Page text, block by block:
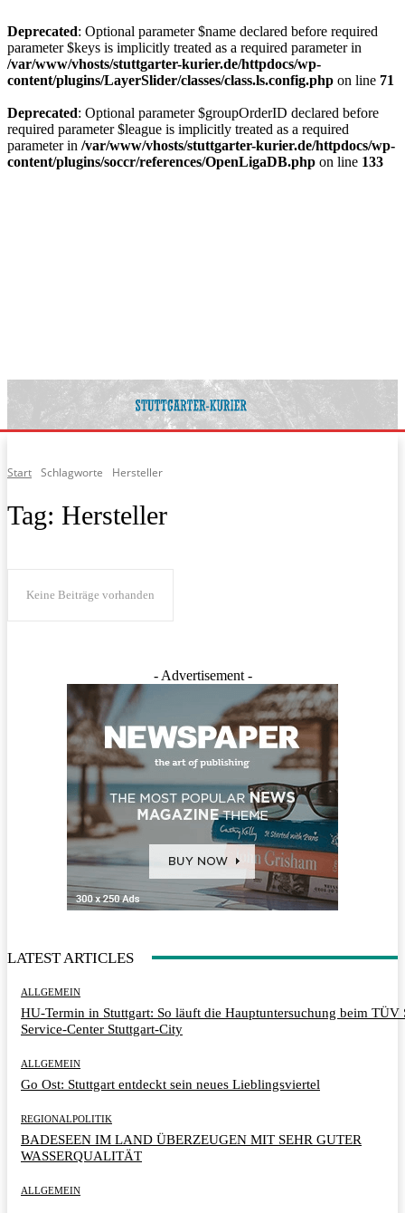
Deprecated: Optional parameter $name declared before required
parameter $keys is implicitly treated as a required parameter in
/var/www/vhosts/stuttgarter-kurier.de/httpdocs/wp-
content/plugins/LayerSlider/classes/class.ls.config.php on line 71
Deprecated: Optional parameter $groupOrderID declared before
required parameter $league is implicitly treated as a required
parameter in /var/www/vhosts/stuttgarter-kurier.de/httpdocs/wp-
content/plugins/soccr/references/OpenLigaDB.php on line 133
Start Schlagworte Hersteller
Tag: Hersteller
Keine Beiträge vorhanden
- Advertisement -
LATEST ARTICLES
ALLGEMEIN
HU-Termin in Stuttgart: So läuft die Hauptuntersuchung beim TÜV
Service-Center Stuttgart-City
ALLGEMEIN
Go Ost: Stuttgart entdeckt sein neues Lieblingsviertel
REGIONALPOLITIK
BADESEEN IM LAND ÜBERZEUGEN MIT SEHR GUTER
WASSERQUALITÄT
ALLGEMEIN